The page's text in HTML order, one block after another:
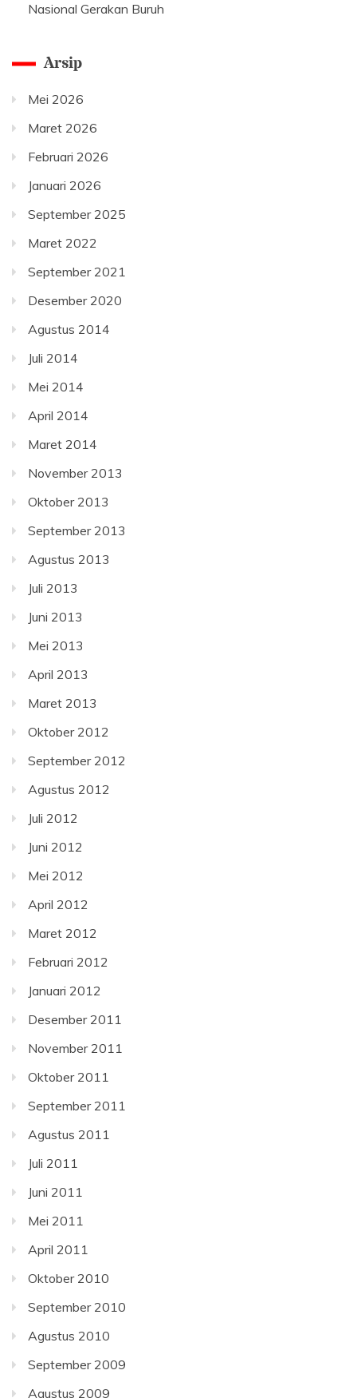
Nasional Gerakan Buruh
Arsip
Mei 2026
Maret 2026
Februari 2026
Januari 2026
September 2025
Maret 2022
September 2021
Desember 2020
Agustus 2014
Juli 2014
Mei 2014
April 2014
Maret 2014
November 2013
Oktober 2013
September 2013
Agustus 2013
Juli 2013
Juni 2013
Mei 2013
April 2013
Maret 2013
Oktober 2012
September 2012
Agustus 2012
Juli 2012
Juni 2012
Mei 2012
April 2012
Maret 2012
Februari 2012
Januari 2012
Desember 2011
November 2011
Oktober 2011
September 2011
Agustus 2011
Juli 2011
Juni 2011
Mei 2011
April 2011
Oktober 2010
September 2010
Agustus 2010
September 2009
Agustus 2009